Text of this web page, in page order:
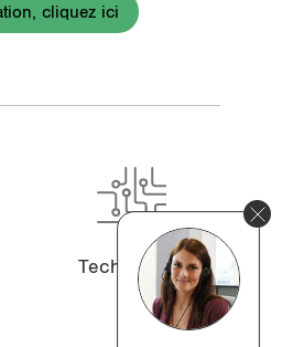
cliquez ici
Tech­no­lo­gie